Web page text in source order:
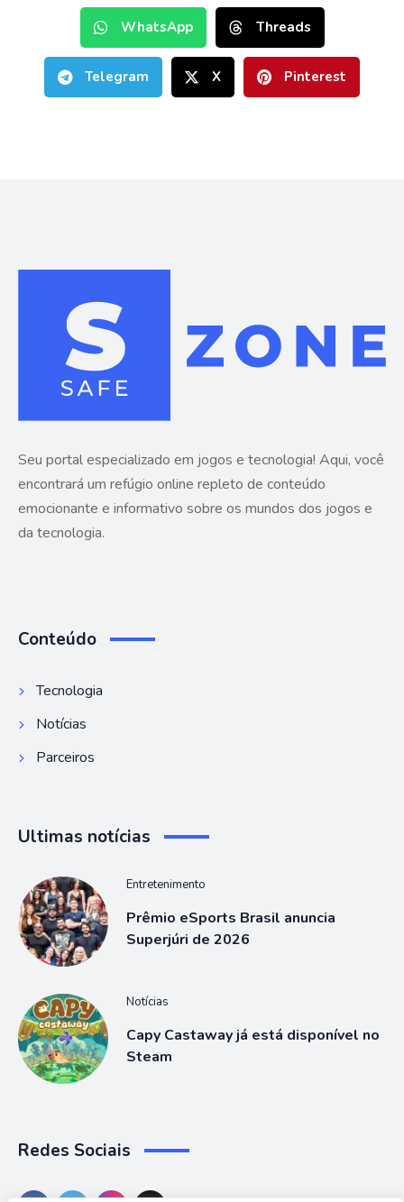
WhatsApp Threads
Telegram X Pinterest
Seu portal especializado em jogos e tecnologia! Aqui, você
encontrará um refúgio online repleto de conteúdo
emocionante e informativo sobre os mundos dos jogos e
da tecnologia.
Conteúdo
Tecnologia
Notícias
Parceiros
Ultimas notícias
Entretenimento
Prêmio eSports Brasil anuncia
Superjúri de 2026
Notícias
Capy Castaway já está disponível no
Steam
Redes Sociais